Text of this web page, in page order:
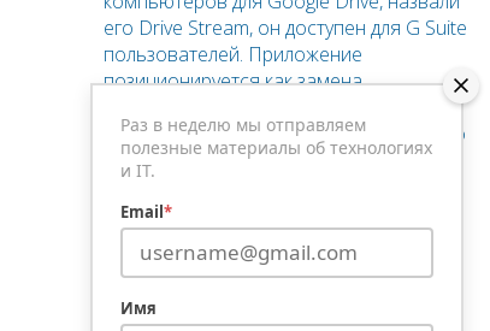
Раз в неделю мы отправляем
полезные материалы об технологиях
и IT.
Email*
Имя
его Drive Stream, он доступен для G Suite
пользователей. Приложение
позиционируется как замена
стандартного приложения Google Drive
для настольных ПК, поддержку которого
прекратят в следующем году, чтоб дать
комфортного перехода.
Подробнее